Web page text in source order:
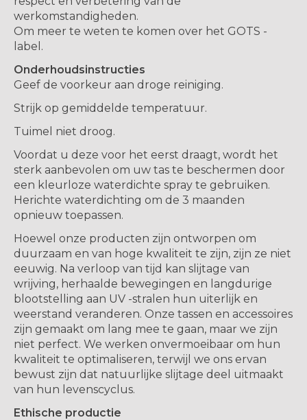
werkomstandigheden.
Om meer te weten te komen over het GOTS -
label.
Onderhoudsinstructies
Geef de voorkeur aan droge reiniging.
Strijk op gemiddelde temperatuur.
Tuimel niet droog.
Voordat u deze voor het eerst draagt, wordt het
sterk aanbevolen om uw tas te beschermen door
een kleurloze waterdichte spray te gebruiken.
Herichte waterdichting om de 3 maanden
opnieuw toepassen.
Hoewel onze producten zijn ontworpen om
duurzaam en van hoge kwaliteit te zijn, zijn ze niet
eeuwig. Na verloop van tijd kan slijtage van
wrijving, herhaalde bewegingen en langdurige
blootstelling aan UV -stralen hun uiterlijk en
weerstand veranderen. Onze tassen en accessoires
zijn gemaakt om lang mee te gaan, maar we zijn
niet perfect. We werken onvermoeibaar om hun
kwaliteit te optimaliseren, terwijl we ons ervan
bewust zijn dat natuurlijke slijtage deel uitmaakt
van hun levenscyclus.
Ethische productie